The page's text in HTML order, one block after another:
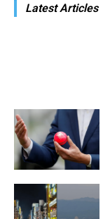
Latest Articles